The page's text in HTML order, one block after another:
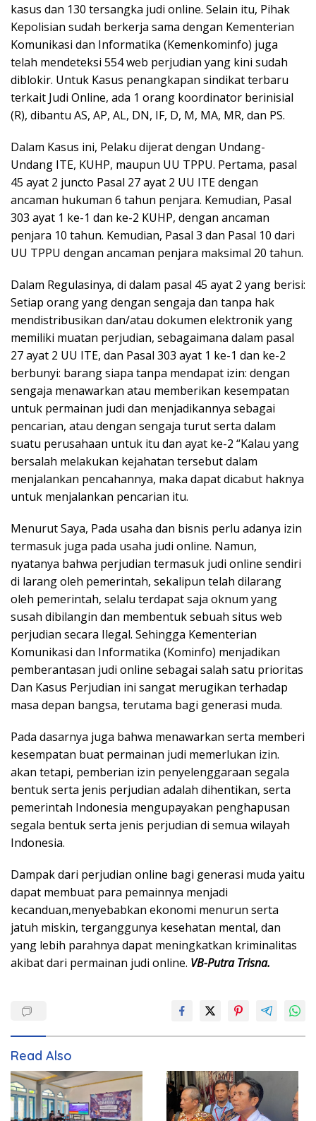
kasus dan 130 tersangka judi online. Selain itu, Pihak
Kepolisian sudah berkerja sama dengan Kementerian
Komunikasi dan Informatika (Kemenkominfo) juga
telah mendeteksi 554 web perjudian yang kini sudah
diblokir. Untuk Kasus penangkapan sindikat terbaru
terkait Judi Online, ada 1 orang koordinator berinisial
(R), dibantu AS, AP, AL, DN, IF, D, M, MA, MR, dan PS.
Dalam Kasus ini, Pelaku dijerat dengan Undang-
Undang ITE, KUHP, maupun UU TPPU. Pertama, pasal
45 ayat 2 juncto Pasal 27 ayat 2 UU ITE dengan
ancaman hukuman 6 tahun penjara. Kemudian, Pasal
303 ayat 1 ke-1 dan ke-2 KUHP, dengan ancaman
penjara 10 tahun. Kemudian, Pasal 3 dan Pasal 10 dari
UU TPPU dengan ancaman penjara maksimal 20 tahun.
Dalam Regulasinya, di dalam pasal 45 ayat 2 yang berisi:
Setiap orang yang dengan sengaja dan tanpa hak
mendistribusikan dan/atau dokumen elektronik yang
memiliki muatan perjudian, sebagaimana dalam pasal
27 ayat 2 UU ITE, dan Pasal 303 ayat 1 ke-1 dan ke-2
berbunyi: barang siapa tanpa mendapat izin: dengan
sengaja menawarkan atau memberikan kesempatan
untuk permainan judi dan menjadikannya sebagai
pencarian, atau dengan sengaja turut serta dalam
suatu perusahaan untuk itu dan ayat ke-2 “Kalau yang
bersalah melakukan kejahatan tersebut dalam
menjalankan pencahannya, maka dapat dicabut haknya
untuk menjalankan pencarian itu.
Menurut Saya, Pada usaha dan bisnis perlu adanya izin
termasuk juga pada usaha judi online. Namun,
nyatanya bahwa perjudian termasuk judi online sendiri
di larang oleh pemerintah, sekalipun telah dilarang
oleh pemerintah, selalu terdapat saja oknum yang
susah dibilangin dan membentuk sebuah situs web
perjudian secara Ilegal. Sehingga Kementerian
Komunikasi dan Informatika (Kominfo) menjadikan
pemberantasan judi online sebagai salah satu prioritas
Dan Kasus Perjudian ini sangat merugikan terhadap
masa depan bangsa, terutama bagi generasi muda.
Pada dasarnya juga bahwa menawarkan serta memberi
kesempatan buat permainan judi memerlukan izin.
akan tetapi, pemberian izin penyelenggaraan segala
bentuk serta jenis perjudian adalah dihentikan, serta
pemerintah Indonesia mengupayakan penghapusan
segala bentuk serta jenis perjudian di semua wilayah
Indonesia.
Dampak dari perjudian online bagi generasi muda yaitu
dapat membuat para pemainnya menjadi
kecanduan,menyebabkan ekonomi menurun serta
jatuh miskin, terganggunya kesehatan mental, dan
yang lebih parahnya dapat meningkatkan kriminalitas
akibat dari permainan judi online. VB-Putra Trisna.
Read Also